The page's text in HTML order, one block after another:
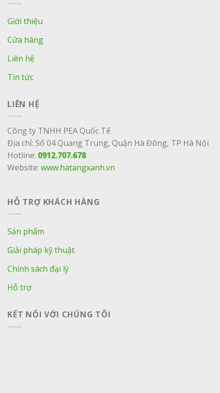
Giới thiệu
Cửa hàng
Liên hệ
Tin tức
LIÊN HỆ
Công ty TNHH PEA Quốc Tế
Địa chỉ: Số 04 Quang Trung, Quận Hà Đông, TP Hà Nội
Hotline: 0912.707.678
Website: www.hatangxanh.vn
HỖ TRỢ KHÁCH HÀNG
Sản phẩm
Giải pháp kỹ thuật
Chính sách đại lý
Hỗ trợ
KẾT NỐI VỚI CHÚNG TÔI